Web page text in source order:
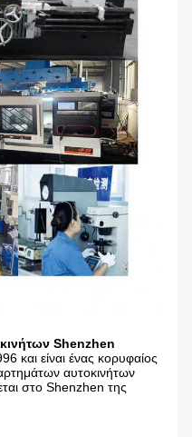
Shenzhen
και είναι ένας κορυφαίος
αυτοκινήτων
στο Shenzhen της